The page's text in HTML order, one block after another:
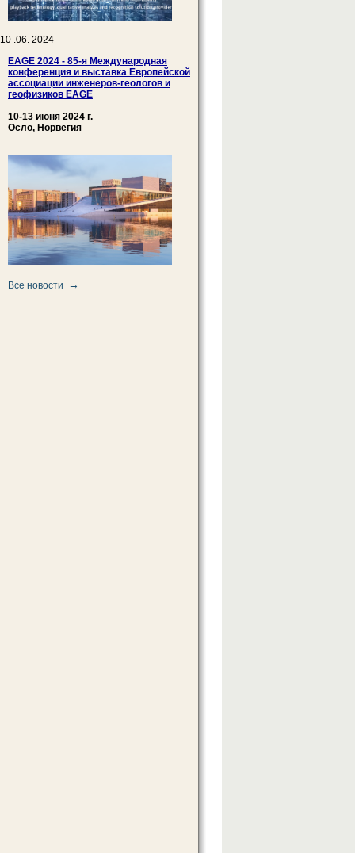
10 .06. 2024
EAGE 2024 - 85-я Международная
конференция и выставка Европейской
ассоциации инженеров-геологов и
геофизиков EAGE
10-13 июня 2024 г.
Осло, Норвегия
Все новости →